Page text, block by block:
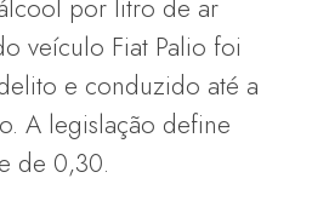
por litro de ar
veículo Fiat Palio foi
e conduzido até a
A legislação define
de 0,30.